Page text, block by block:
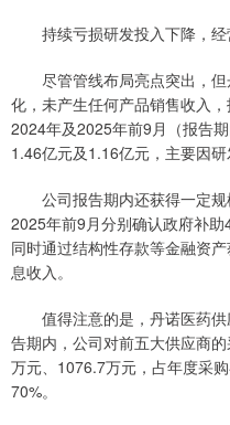
持续亏损研发投入下降，经
尽管管线布局亮点突出，但
化，未产生任何产品销售收入
2024年及2025年前9月（报告
1.46亿元及1.16亿元，主要因
公司报告期内还获得一定规
2025年前9月分别确认政府补
同时通过结构性存款等金融资
息收入。
值得注意的是，丹诺医药供
告期内，公司对前五大供应商
万元、1076.7万元，占年度采
70%。